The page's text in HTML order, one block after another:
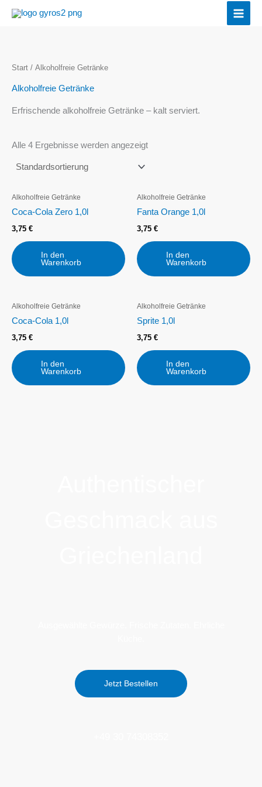
Inhalt
Start / Alkoholfreie Getränke
Alkoholfreie Getränke
Erfrischende alkoholfreie Getränke – kalt serviert.
Alle 4 Ergebnisse werden angezeigt
Alkoholfreie Getränke
Coca-Cola Zero 1,0l
3,75 €
In den
Warenkorb
Alkoholfreie Getränke
Fanta Orange 1,0l
3,75 €
In den
Warenkorb
Alkoholfreie Getränke
Coca-Cola 1,0l
3,75 €
In den
Warenkorb
Alkoholfreie Getränke
Sprite 1,0l
3,75 €
In den
Warenkorb
Jetzt Bestellen